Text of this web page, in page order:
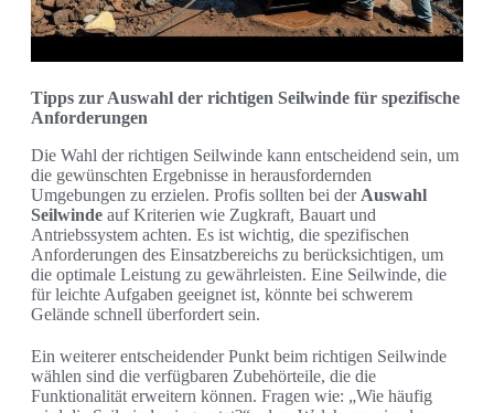
Tipps zur Auswahl der richtigen Seilwinde für spezifische
Anforderungen
Die Wahl der richtigen Seilwinde kann entscheidend sein, um
die gewünschten Ergebnisse in herausfordernden
Umgebungen zu erzielen. Profis sollten bei der Auswahl
Seilwinde auf Kriterien wie Zugkraft, Bauart und
Antriebssystem achten. Es ist wichtig, die spezifischen
Anforderungen des Einsatzbereichs zu berücksichtigen, um
die optimale Leistung zu gewährleisten. Eine Seilwinde, die
für leichte Aufgaben geeignet ist, könnte bei schwerem
Gelände schnell überfordert sein.
Ein weiterer entscheidender Punkt beim richtigen Seilwinde
wählen sind die verfügbaren Zubehörteile, die die
Funktionalität erweitern können. Fragen wie: „Wie häufig